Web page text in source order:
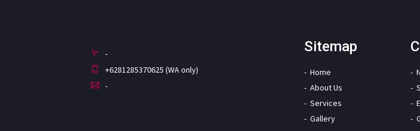
-
+6281285370625 (WA only)
-
Sitemap
Home
About Us
Services
Gallery